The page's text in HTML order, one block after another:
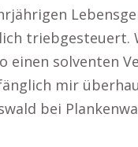
triebgesteuert.
einen solventen
mir
bei